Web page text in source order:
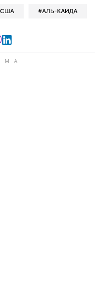
США АЛЬ-КАИДА
Facebook
в X в Google news
Читайте в Viber
Читайте в LinkedIn